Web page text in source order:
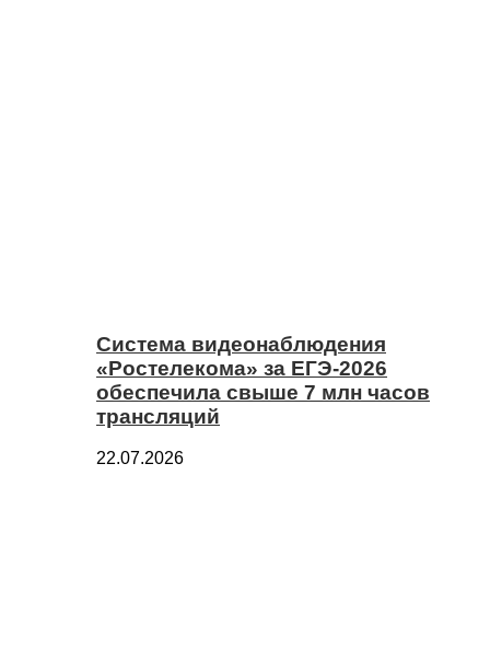
Система видеонаблюдения
«Ростелекома» за ЕГЭ-2026
обеспечила свыше 7 млн часов
трансляций
22.07.2026